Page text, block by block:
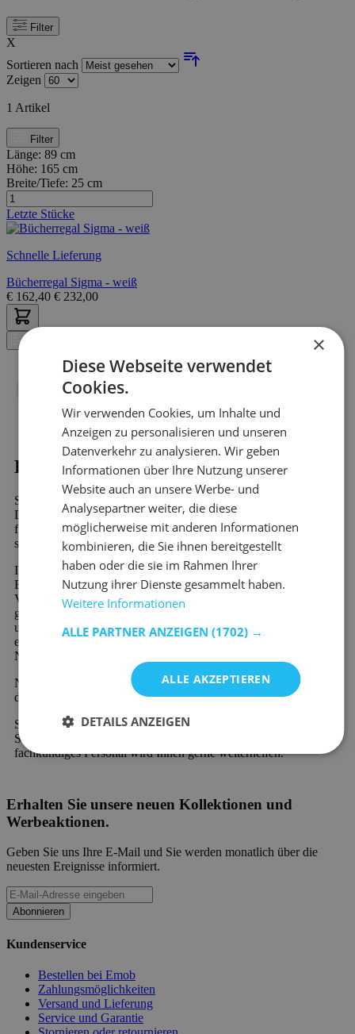
Filter
X
Sortieren nach
Zeigen
1 Artikel
Filter
Länge: 89 cm
Höhe: 165 cm
Breite/Tiefe: 25 cm
Letzte Stücke
Schnelle Lieferung
Bücherregal Sigma - weiß
€ 162,40 € 232,00
Kaufen?
Sind Sie auf der Suche nach Offene Bücherregale - design?
Dann werden Sie bei Emob, Ihrem Online-Möbelshop, garantiert
finden. In unserem riesigen Sortiment finden Sie mehr als 10.000
schöne Möbel und stimmungsvolle Wohndekorationsprodukte.
Ihr neues Lieblingsprodukt aus der Kategorie Offene
Bücherregale - design wird schnell und preiswert verschickt.
Viele unserer Produkte sind sofort verfügbar und werden schnell
geliefert. Außerdem profitieren Sie von 60 Tagen Rückgaberecht
und einer 2-Jahres-Garantie auf alle Möbel. Neu bei Emob und
einzigartig in der Branche ist die Möglichkeit der kostenlosen
Nachzahlung oder der geteilten Zahlung.
Neu bei Emob und einzigartig in der Branche ist die Möglichkeit
der kostenlosen Nachzahlung oder der geteilten Zahlung.
Sie haben eine Frage zu unseren Produkten oder unserem
Service? Zögern Sie nicht,
fachkundiges Personal wird Ihnen gerne weiterhelfen.
Erhalten Sie unsere neuen Kollektionen und
Werbeaktionen.
Geben Sie uns Ihre E-Mail und Sie werden monatlich über die
neuesten Ereignisse informiert.
Abonnieren
Kundenservice
Bestellen bei Emob
Zahlungsmöglichkeiten
Versand und Lieferung
Service und Garantie
×
Diese Webseite verwendet
Cookies.
Wir verwenden Cookies, um Inhalte und
Anzeigen zu personalisieren und unseren
Datenverkehr zu analysieren. Wir geben
Informationen über Ihre Nutzung unserer
Website auch an unsere Werbe- und
Analysepartner weiter, die diese
möglicherweise mit anderen Informationen
kombinieren, die Sie ihnen bereitgestellt
haben oder die sie im Rahmen Ihrer
Nutzung ihrer Dienste gesammelt haben.
Weitere Informationen
ALLE PARTNER ANZEIGEN (1702) →
ALLE AKZEPTIEREN
DETAILS ANZEIGEN